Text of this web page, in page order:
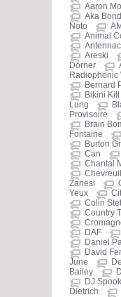
Aaron
Aka
Noto
Animal
Areski
Dörner
Radiophonic
Bernard
Bikini Kill
Lung
Provisoire
Brain
Fontaine
Burton
Can
Chantal
Chevreuil
Zanesi
Yeux
Colin
Country
DAF
Daniel
David
June
Bailey
DJ
Dietrich